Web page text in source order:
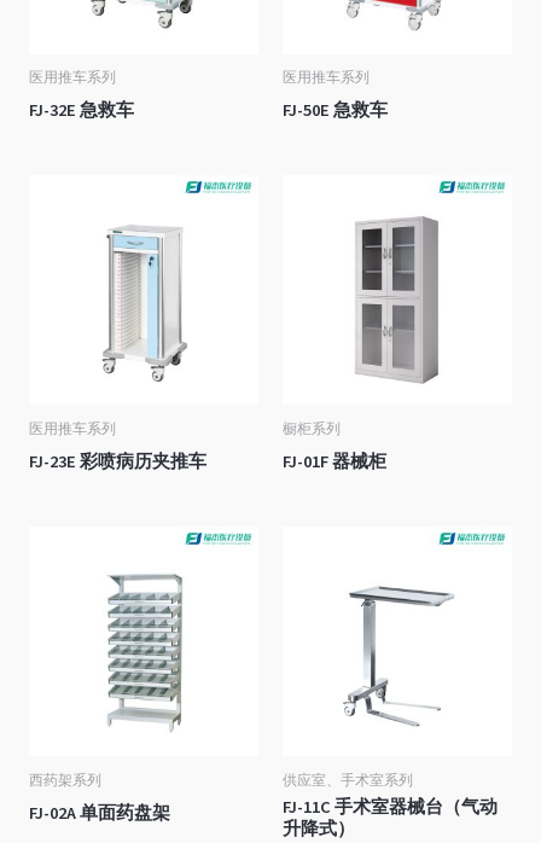
医用推车系列
FJ-32E 急救车
医用推车系列
FJ-50E 急救车
医用推车系列
FJ-23E 彩喷病历夹推车
橱柜系列
FJ-01F 器械柜
西药架系列
FJ-02A 单面药盘架
供应室、手术室系列
FJ-11C 手术室器械台（气动
升降式）